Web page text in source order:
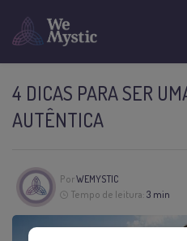
4 DICAS PARA SER
AUTÊNTICA
PorWEMYSTIC
Tempo de leitura: 3 min